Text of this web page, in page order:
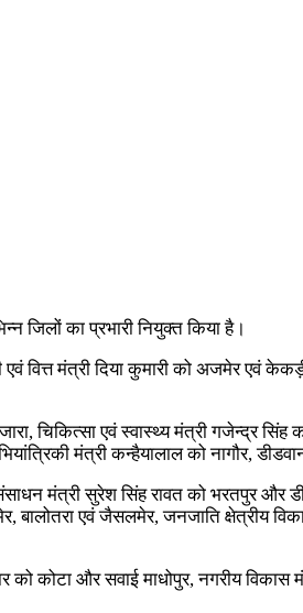
जिलों का प्रभारी नियुक्त किया है।
मंत्री दिया कुमारी को अजमेर एवं
चिकित्सा एवं स्वास्थ्य मंत्री गजेन्द्र सिंह
मंत्री कन्हैयालाल को नागौर,
मंत्री सुरेश सिंह रावत को भरतपुर और
बालोतरा एवं जैसलमेर, जनजाति क्षेत्रीय
कोटा और सवाई माधोपुर, नगरीय विकास